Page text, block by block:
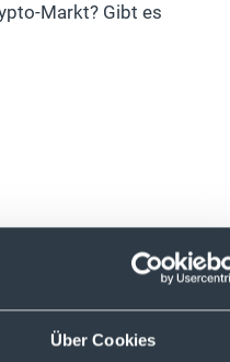
Über Cookies
Markt? Gibt es